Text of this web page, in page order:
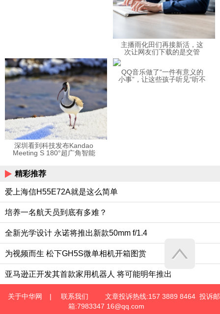
主播雨化田们再接新活，这
次让网友们下载的是交管
深圳看到科技发布Kandao
Meeting S 180°超广角智能
QQ音乐做了“一件有意义的
小事”，让这些孩子听见“听不
精彩推荐
爱上海信H55E72A就是这么简单
培养一名航天员到底有多难？
全新光学设计 永诺将推出新款50mm f/1.4
为视频而生 松下GH5S微单相机开箱图赏
亚马逊正开发其首款家用机器人 将可能明年推出
关于中华网 | 联系我们
文章投诉热线:157 3889 8464 投诉邮
箱:7983347 16@qq.com